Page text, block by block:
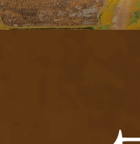
九州 福岡 山口